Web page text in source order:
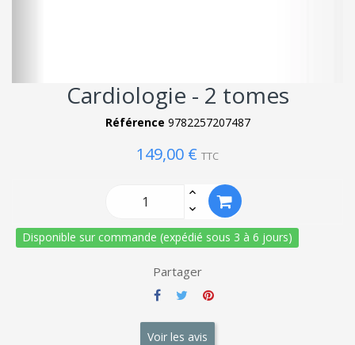
Cardiologie - 2 tomes
Référence 9782257207487
149,00 € TTC
Disponible sur commande (expédié sous 3 à 6 jours)
Partager
Voir les avis